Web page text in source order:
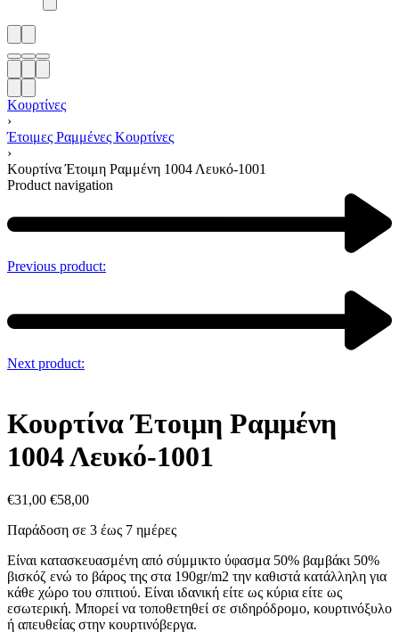
Κουρτίνες
›
Έτοιμες Ραμμένες Κουρτίνες
›
Κουρτίνα Έτοιμη Ραμμένη 1004 Λευκό-1001
Product navigation
Previous product:
Next product:
Κουρτίνα Έτοιμη Ραμμένη
1004 Λευκό-1001
€31,00 €58,00
Παράδοση σε 3 έως 7 ημέρες
Είναι κατασκευασμένη από σύμμικτο ύφασμα 50% βαμβάκι 50%
βισκόζ ενώ το βάρος της στα 190gr/m2 την καθιστά κατάλληλη για
κάθε χώρο του σπιτιού. Είναι ιδανική είτε ως κύρια είτε ως
εσωτερική. Μπορεί να τοποθετηθεί σε σιδηρόδρομο, κουρτινόξυλο
ή απευθείας στην κουρτινόβεργα.